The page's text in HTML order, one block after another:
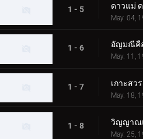
1 - 5 ดาวแม่
May. 04,
1 - 6
May. 11,
1 - 7 เกาะสว
May. 18,
1 - 8
May. 25,